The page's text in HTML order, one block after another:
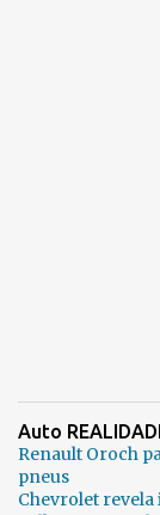
Auto
Renault Oroch
pneus
Chevrolet revela